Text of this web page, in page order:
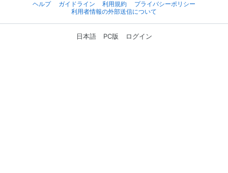
ヘルプ
ガイドライン 利用規約
プライバシーポリシー
利用者情報の外部送信について
日本語 PC版 ログイン